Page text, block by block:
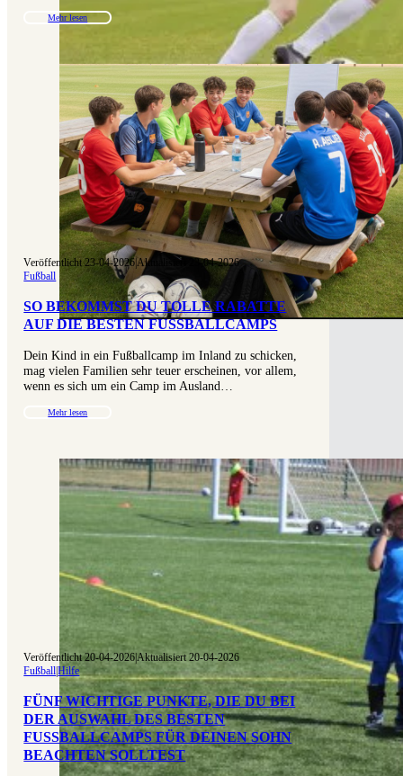
Mehr lesen
Veröffentlicht 23-04-2026|Aktualisiert 23-04-2026
Fußball
SO BEKOMMST DU TOLLE RABATTE
AUF DIE BESTEN FUSSBALLCAMPS
Dein Kind in ein Fußballcamp im Inland zu schicken,
mag vielen Familien sehr teuer erscheinen, vor allem,
wenn es sich um ein Camp im Ausland…
Mehr lesen
Veröffentlicht 20-04-2026|Aktualisiert 20-04-2026
Fußball|Hilfe
FÜNF WICHTIGE PUNKTE, DIE DU BEI
DER AUSWAHL DES BESTEN
FUSSBALLCAMPS FÜR DEINEN SOHN B
EACHTEN SOLLTEST